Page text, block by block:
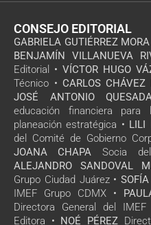
CONSEJO EDITORIAL
GABRIELA GUTIÉRREZ MORA
BENJAMÍN VILLANUEVA
Editorial • VÍCTOR HUGO
Técnico • CARLOS CHÁVEZ
JOSÉ ANTONIO
educación financiera
planeación estratégica • LILI
del Comité de Gobierno
JOANA CHAPA Socia
ALEJANDRO SANDOVAL
Grupo Ciudad Juárez •
IMEF Grupo CDMX •
Directora General del IMEF
Editora • NOÉ PÉREZ